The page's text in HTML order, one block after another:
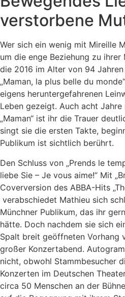
verstorbene
Wer sich ein wenig mit Mireille
um die enge Beziehung zu
die 2016 im Alter von 94
„Maman, la plus belle du
eigens heruntergefahrenen
Leben gezeigt. Auch acht
„Maman“ ist ihr die Trauer
singt sie die ersten Takte,
Publikum ist sichtlich berührt.
Den Schluss von „Prends le
liebe Sie – Je vous aime!“ Mit
Coverversion des ABBA-Hits
verabschiedet Mathieu sich
Münchner Publikum, das ihr
hätte. Doch nachdem sie sich
Spalt breit geöffneten Vorhang
großer Konzertabend.
nicht, obwohl Stammbesucher
Konzerten im Deutschen
circa 50 Menschen an der